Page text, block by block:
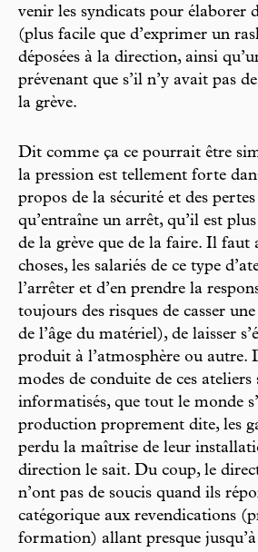
venir les syndicats pour élaborer
(plus facile que d’exprimer un
déposées à la direction, ainsi
prévenant que s’il n’y avait pas
la grève.
Dit comme ça ce pourrait être
la pression est tellement forte
propos de la sécurité et des
qu’entraîne un arrêt, qu’il est
de la grève que de la faire. Il faut
choses, les salariés de ce type
l’arrêter et d’en prendre la
toujours des risques de casser
de l’âge du matériel), de laisser
produit à l’atmosphère ou autre.
modes de conduite de ces ateliers
informatisés, que tout le monde
production proprement dite, les
perdu la maîtrise de leur
direction le sait. Du coup, le
n’ont pas de soucis quand ils
catégorique aux revendications
formation) allant presque